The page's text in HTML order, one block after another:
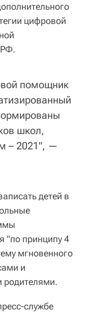
цифровой
помощник
школ,
– 2021", —
детей в
"по принципу 4
мгновенного
и
службе